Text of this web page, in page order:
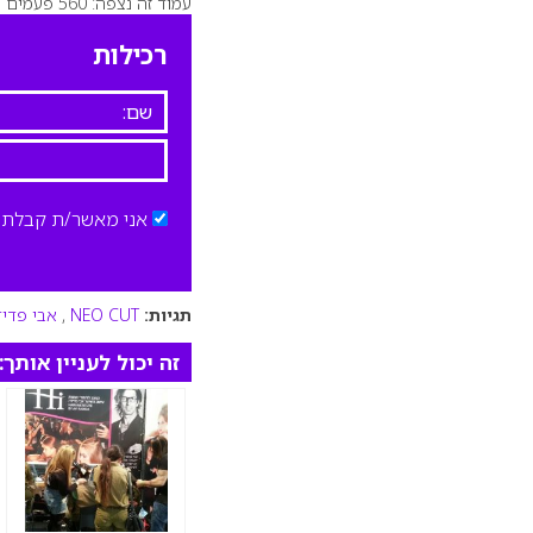
רכילות
אני מאשר/ת קבלת
תגיות: NEO CUT
, אבי
זה יכול לעניין אותך: